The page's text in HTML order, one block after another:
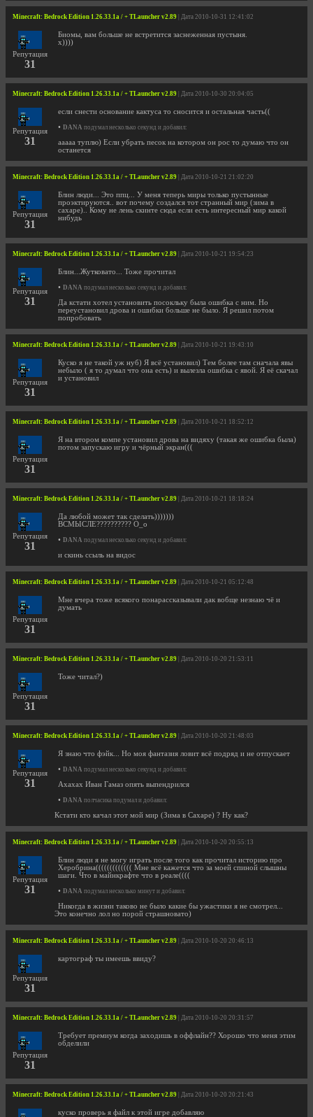
Minecraft: Bedrock Edition 1.26.33.1a / + TLauncher v2.89 | Дата 2010-10-31 12:41:02
Репутация
31
Биомы, вам больше не встретится заснеженная пустыня.
x))))
Minecraft: Bedrock Edition 1.26.33.1a / + TLauncher v2.89 | Дата 2010-10-30 20:04:05
Репутация
31
если снести основание кактуса то сносится и остальная часть((
• DANA подумал несколько секунд и добавил:
ааааа туплю) Если убрать песок на котором он рос то думаю что он
останется
Minecraft: Bedrock Edition 1.26.33.1a / + TLauncher v2.89 | Дата 2010-10-21 21:02:20
Репутация
31
Блин люди... Это ппц... У меня теперь миры только пустынные
проэктируются.. вот почему создался тот странный мир (зима в
сахаре).. Кому не лень скинте сюда если есть интересный мир какой
нибудь
Minecraft: Bedrock Edition 1.26.33.1a / + TLauncher v2.89 | Дата 2010-10-21 19:54:23
Репутация
31
Блин...Жутковато... Тоже прочитал
• DANA подумал несколько секунд и добавил:
Да кстати хотел установить посокльку была ошибка с ним. Но
переустановил дрова и ошибки больше не было. Я решил потом
попробовать
Minecraft: Bedrock Edition 1.26.33.1a / + TLauncher v2.89 | Дата 2010-10-21 19:43:10
Репутация
31
Куско я не такой уж нуб) Я всё установил) Тем более там сначала явы
небыло ( я то думал что она есть) и вылезла ошибка с явой. Я её скачал
и установил
Minecraft: Bedrock Edition 1.26.33.1a / + TLauncher v2.89 | Дата 2010-10-21 18:52:12
Репутация
31
Я на втором компе установил дрова на видяху (такая же ошибка была)
потом запускаю игру и чёрный экран(((
Minecraft: Bedrock Edition 1.26.33.1a / + TLauncher v2.89 | Дата 2010-10-21 18:18:24
Репутация
31
Да любой может так сделать)))))))
ВСМЫСЛЕ?????????? О_о
• DANA подумал несколько секунд и добавил:
и скинь ссыль на видос
Minecraft: Bedrock Edition 1.26.33.1a / + TLauncher v2.89 | Дата 2010-10-21 05:12:48
Репутация
31
Мне вчера тоже всякого понарассказывали дак вобще незнаю чё и
думать
Minecraft: Bedrock Edition 1.26.33.1a / + TLauncher v2.89 | Дата 2010-10-20 21:53:11
Репутация
31
Тоже читал?)
Minecraft: Bedrock Edition 1.26.33.1a / + TLauncher v2.89 | Дата 2010-10-20 21:48:03
Репутация
31
Я знаю что фэйк... Но моя фантазия ловит всё подряд и не отпускает
• DANA подумал несколько секунд и добавил:
Ахахах Иван Гамаз опять выпендрился
• DANA полчасика подумал и добавил:
Кстати кто качал этот мой мир (Зима в Сахаре) ? Ну как?
Minecraft: Bedrock Edition 1.26.33.1a / + TLauncher v2.89 | Дата 2010-10-20 20:55:13
Репутация
31
Блин люди я не могу играть после того как прочитал историю про
Херобрина((((((((((((( Мне всё кажется что за моей спиной слышны
шаги. Что в майнкрафте что в реале((((
• DANA подумал несколько минут и добавил:
Никогда в жизни таково не было какие бы ужастики я не смотрел...
Это конечно лол но порой страшновато)
Minecraft: Bedrock Edition 1.26.33.1a / + TLauncher v2.89 | Дата 2010-10-20 20:46:13
Репутация
31
картограф ты имеешь ввиду?
Minecraft: Bedrock Edition 1.26.33.1a / + TLauncher v2.89 | Дата 2010-10-20 20:31:57
Репутация
31
Требует премиум когда заходишь в оффлайн?? Хорошо что меня этим
обделили
Minecraft: Bedrock Edition 1.26.33.1a / + TLauncher v2.89 | Дата 2010-10-20 20:21:43
куско проверь я файл к этой игре добавляю